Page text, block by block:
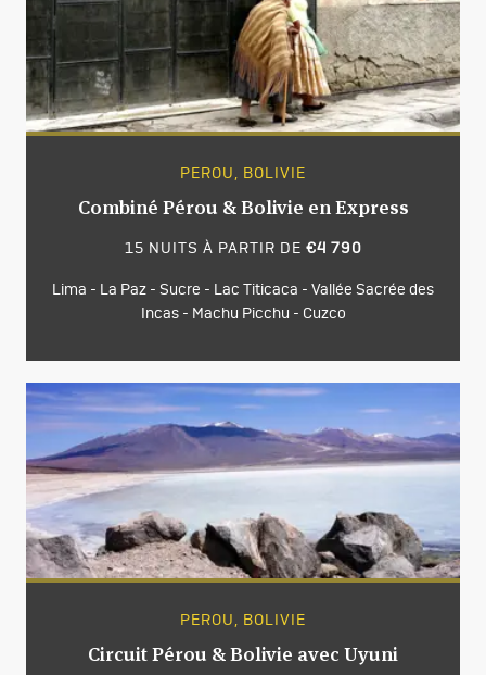
PEROU, BOLIVIE
Combiné Pérou & Bolivie en Express
15 NUITS À PARTIR DE €4 790
Lima - La Paz - Sucre - Lac Titicaca - Vallée Sacrée des
Incas - Machu Picchu - Cuzco
PEROU, BOLIVIE
Circuit Pérou & Bolivie avec Uyuni